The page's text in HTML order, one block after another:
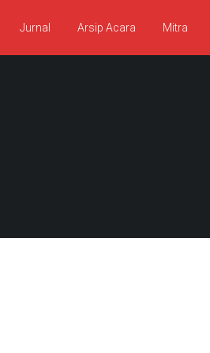
Jurnal Arsip Acara Mitra